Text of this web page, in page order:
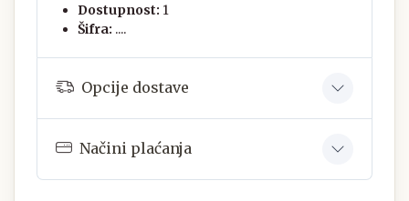
Dostupnost: 1
Šifra: ....
Opcije dostave
Načini plaćanja